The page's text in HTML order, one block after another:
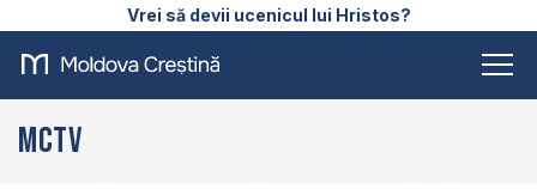
Vrei să devii ucenicul lui Hristos?
MCTV